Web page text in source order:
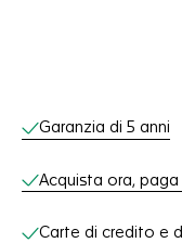
Servizi online
Garanzia di 5 anni
Acquista ora, paga
Carte di credito e